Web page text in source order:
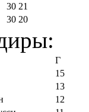
30 21
30 20
Г
15
13
12